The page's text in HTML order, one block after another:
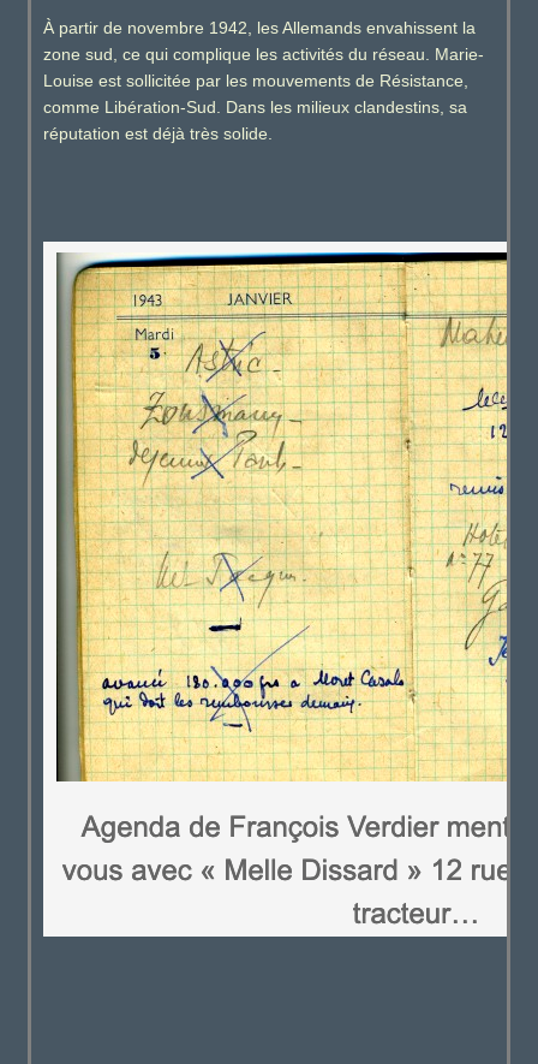
À partir de novembre 1942, les Allemands envahissent la
zone sud, ce qui complique les activités du réseau. Marie-
Louise est sollicitée par les mouvements de Résistance,
comme Libération-Sud. Dans les milieux clandestins, sa
réputation est déjà très solide.